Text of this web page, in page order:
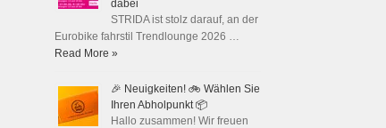
dabei
STRIDA ist stolz darauf, an der
Eurobike fahrstil Trendlounge 2026 …
Read More »
🎉 Neuigkeiten! 🚲 Wählen Sie
Ihren Abholpunkt 📦
Hallo zusammen! Wir freuen